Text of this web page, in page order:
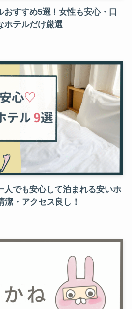
おすすめ5選！女性も安心・口
ホテルだけ厳選
人でも安心して泊まれる安いホ
潔・アクセス良し！